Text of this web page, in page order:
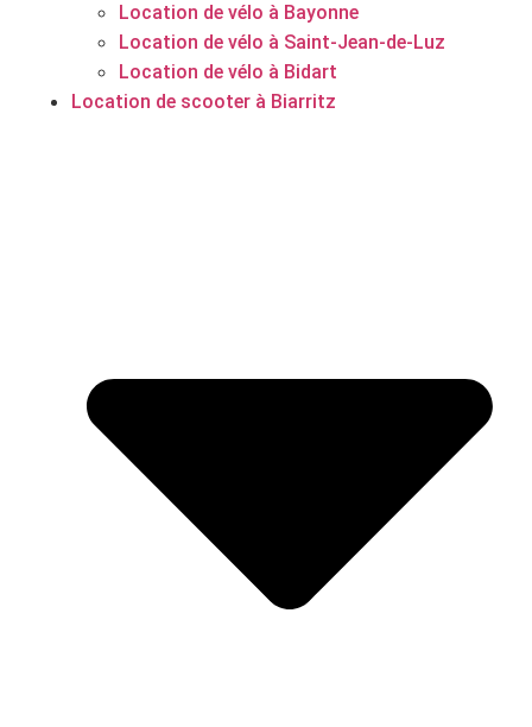
Location de vélo à Bayonne
Location de vélo à Saint-Jean-de-Luz
Location de vélo à Bidart
Location de scooter à Biarritz